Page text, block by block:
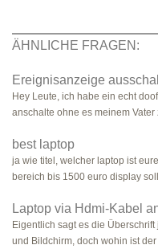
ÄHNLICHE FRAGEN:
Ereignisanzeige
Hey Leute, ich habe ein echt
anschalte ohne es meinem Vater
best laptop
ja wie titel, welcher laptop ist
bereich bis 1500 euro display
Laptop via Hdmi-Kabel
Eigentlich sagt es die
und Bildchirm, doch wohin ist